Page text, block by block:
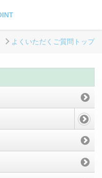
よくいただくご質問トップ